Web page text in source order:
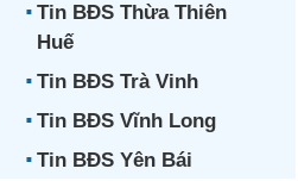
Tin BĐS Thừa Thiên
Huế
Tin BĐS Trà Vinh
Tin BĐS Vĩnh Long
Tin BĐS Yên Bái